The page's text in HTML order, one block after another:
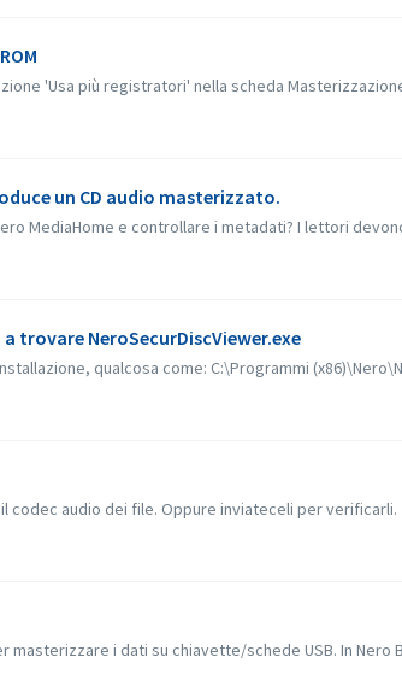
'Usa più registratori' nella scheda
un CD audio masterizzato.
MediaHome e controllare i metadati? I lettori
trovare NeroSecurDiscViewer.exe
qualcosa come: C:\Programmi
codec audio dei file. Oppure inviateceli per verificarli.
masterizzare i dati su chiavette/schede USB. In Nero